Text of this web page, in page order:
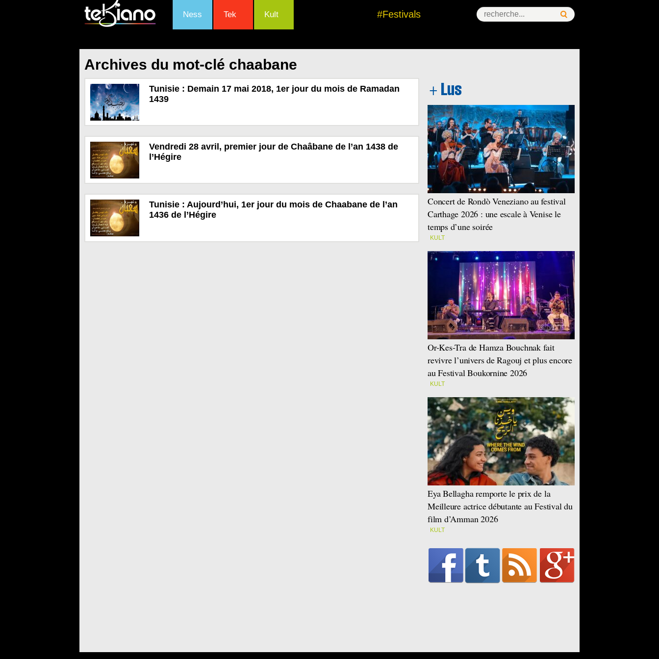
Ness Tek Kult #Festivals
Archives du mot-clé chaabane
Tunisie : Demain 17 mai 2018, 1er jour du mois de Ramadan
1439
Vendredi 28 avril, premier jour de Chaâbane de l’an 1438 de
l’Hégire
Tunisie : Aujourd’hui, 1er jour du mois de Chaabane de l’an
1436 de l’Hégire
Concert de Rondò Veneziano au festival
Carthage 2026 : une escale à Venise le
temps d’une soirée
KULT
Or-Kes-Tra de Hamza Bouchnak fait
revivre l’univers de Ragouj et plus encore
au Festival Boukornine 2026
KULT
Eya Bellagha remporte le prix de la
Meilleure actrice débutante au Festival du
film d’Amman 2026
KULT